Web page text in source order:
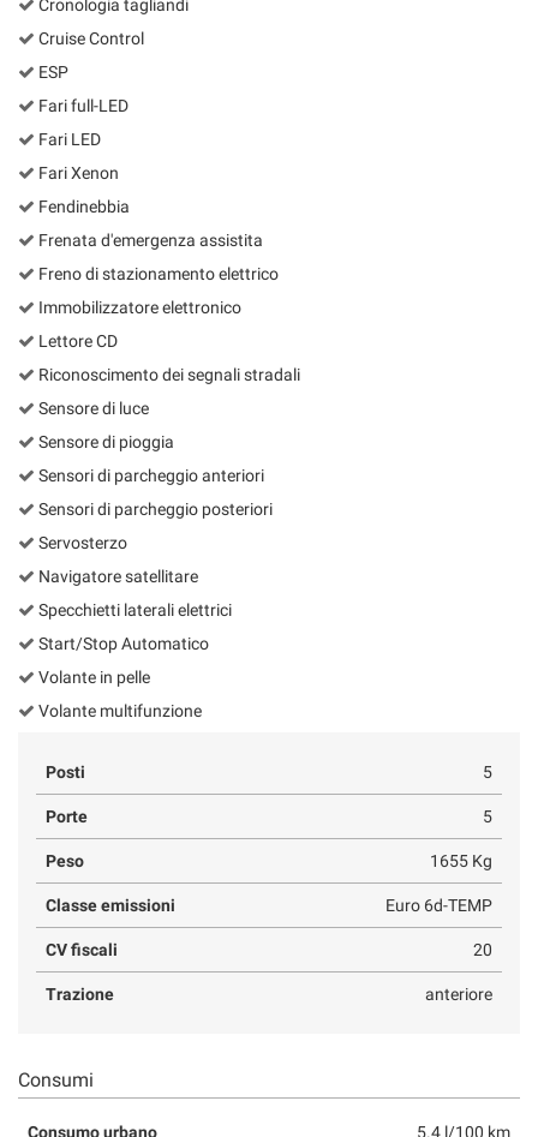
Cronologia tagliandi
Cruise Control
ESP
Fari full-LED
Fari LED
Fari Xenon
Fendinebbia
Frenata d'emergenza assistita
Freno di stazionamento elettrico
Immobilizzatore elettronico
Lettore CD
Riconoscimento dei segnali stradali
Sensore di luce
Sensore di pioggia
Sensori di parcheggio anteriori
Sensori di parcheggio posteriori
Servosterzo
Navigatore satellitare
Specchietti laterali elettrici
Start/Stop Automatico
Volante in pelle
Volante multifunzione
Posti 5
Porte 5
Peso 1655 Kg
Classe emissioni Euro 6d-TEMP
CV fiscali 20
Trazione anteriore
Consumi
Consumo urbano 5.4 l/100 km